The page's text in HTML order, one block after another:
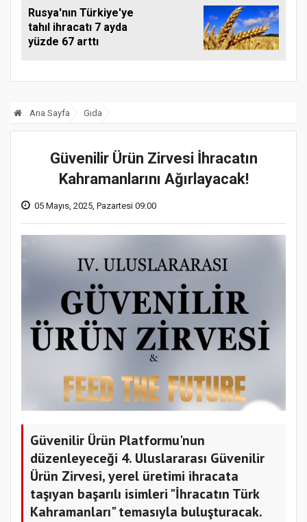
Rusya'nın Türkiye'ye
tahıl ihracatı 7 ayda
yüzde 67 arttı
Ana Sayfa Gıda
Güvenilir Ürün Zirvesi İhracatın
Kahramanlarını Ağırlayacak!
05 Mayıs, 2025, Pazartesi 09:00
Güvenilir Ürün Platformu'nun
düzenleyeceği 4. Uluslararası Güvenilir
Ürün Zirvesi, yerel üretimi ihracata
taşıyan başarılı isimleri "İhracatın Türk
Kahramanları" temasıyla buluşturacak.